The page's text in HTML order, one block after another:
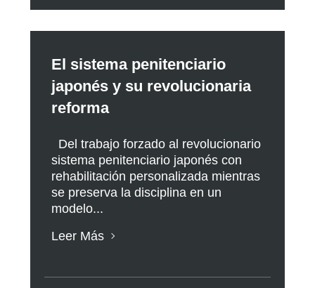
El sistema penitenciario
japonés y su revolucionaria
reforma
Del trabajo forzado al revolucionario
sistema penitenciario japonés con
rehabilitación personalizada mientras
se preserva la disciplina en un
modelo...
Leer Más